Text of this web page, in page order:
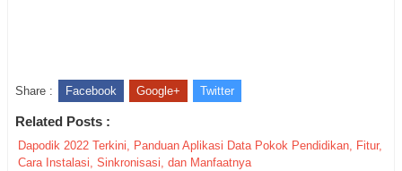
Share : Facebook Google+ Twitter
Related Posts :
Dapodik 2022 Terkini, Panduan Aplikasi Data Pokok Pendidikan, Fitur,
Cara Instalasi, Sinkronisasi, dan Manfaatnya